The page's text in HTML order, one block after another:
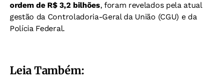
ordem de R$ 3,2 bilhões, foram revelados pela atual
gestão da Controladoria-Geral da União (CGU) e da
Polícia Federal.
Leia Também: